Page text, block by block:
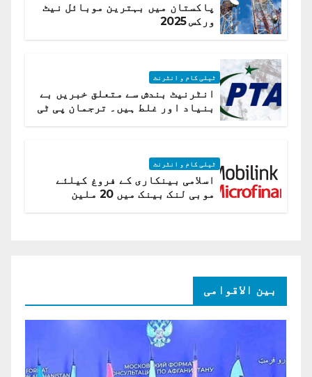
پاکستان میں بہترین موبائل نیٹ
ورکس 2025
ٹیلی کام و انٹرنٹ
انٹرنیٹ بندش سے متعلق خبریں بے
بنیاد اور غلط ہیں۔ ترجمان پی ٹی
ٹیلی کام و انٹرنٹ
اسلامی بینکاری کے فروغ کیلئے
موبی لنک بینک میں 20 ملین
بین الاقوامی